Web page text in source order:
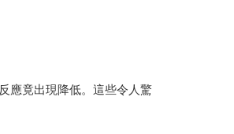
應竟出現降低。這些令人驚